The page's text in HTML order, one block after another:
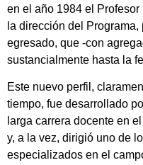
en el año 1984 el
la dirección del
egresado, que -con
sustancialmente hasta la
Este nuevo perfil,
tiempo, fue desarrollado
larga carrera docente en
y, a la vez, dirigió uno de
especializados en el